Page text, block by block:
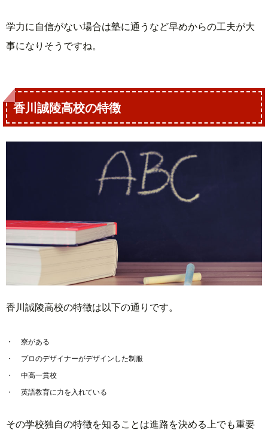
学力に自信がない場合は塾に通うなど早めからの工夫が大
事になりそうですね。
香川誠陵高校の特徴
香川誠陵高校の特徴は以下の通りです。
寮がある
プロのデザイナーがデザインした制服
中高一貫校
英語教育に力を入れている
その学校独自の特徴を知ることは進路を決める上でも重要